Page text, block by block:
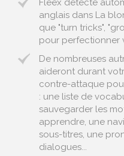
Fleex détecte
anglais dans La
que "turn tricks",
pour perfectionner
De nombreuses
aideront durant
contre-attaque
: une liste de
sauvegarder les
apprendre, une
sous-titres, une
dialogues...